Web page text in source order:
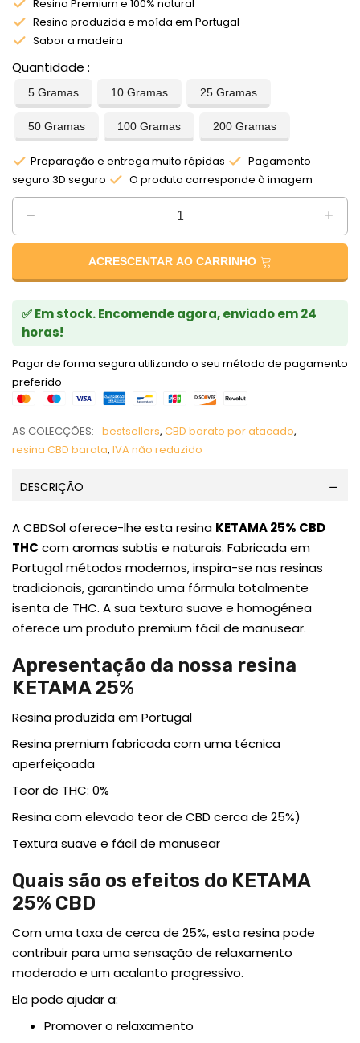
Resina Premium e 100% natural
Resina produzida e moída em Portugal
Sabor a madeira
Quantidade
5 Gramas 10 Gramas 25 Gramas
50 Gramas 100 Gramas 200 Gramas
Preparação e entrega muito rápidas
Pagamento
seguro 3D seguro
O produto corresponde à imagem
ACRESCENTAR AO CARRINHO
✅ Em stock. Encomende agora, enviado em 24
horas!
Pagar de forma segura utilizando o seu método de pagamento
preferido
AS COLECÇÕES: bestsellers, CBD barato por atacado,
resina CBD barata, IVA não reduzido
DESCRIÇÃO
A CBDSol oferece-lhe esta resina KETAMA 25% CBD
THC com aromas subtis e naturais. Fabricada em
Portugal métodos modernos, inspira-se nas resinas
tradicionais, garantindo uma fórmula totalmente
isenta de THC. A sua textura suave e homogénea
oferece um produto premium fácil de manusear.
Apresentação da nossa resina
KETAMA 25%
Resina produzida em Portugal
Resina premium fabricada com uma técnica
aperfeiçoada
Teor de THC: 0%
Resina com elevado teor de CBD cerca de 25%)
Textura suave e fácil de manusear
Quais são os efeitos do KETAMA
25% CBD
Com uma taxa de cerca de 25%, esta resina pode
contribuir para uma sensação de relaxamento
moderado e um acalanto progressivo.
Ela pode ajudar a:
Promover o relaxamento